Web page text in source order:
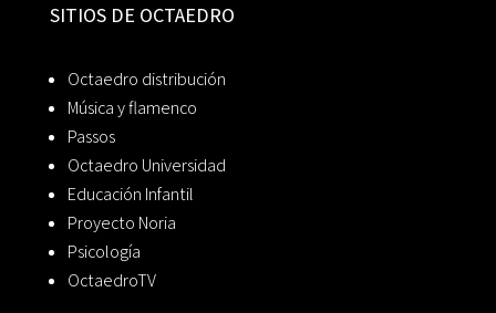
SITIOS DE OCTAEDRO
Octaedro distribución
Música y flamenco
Passos
Octaedro Universidad
Educación Infantil
Proyecto Noria
Psicología
OctaedroTV